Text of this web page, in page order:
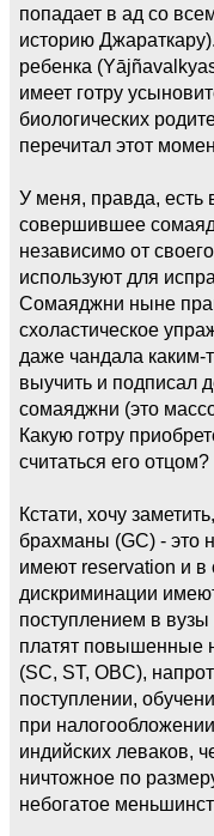
попадает в ад со
историю
ребенка
имеет готру
биологических
перечитал этот
У меня, правда, есть
совершившее
независимо от
используют для
Сомаяджни ныне
схоластическое
даже чандала каким-
выучить и подписал
сомаяджни (это
Какую готру
считаться его отцом?
Кстати, хочу
брахманы (GC) - это
имеют reservation и в
дискриминации
поступлением в
платят повышенные
(SC, ST, OBC),
поступлении,
при
индийских леваков,
ничтожное по
небогатое